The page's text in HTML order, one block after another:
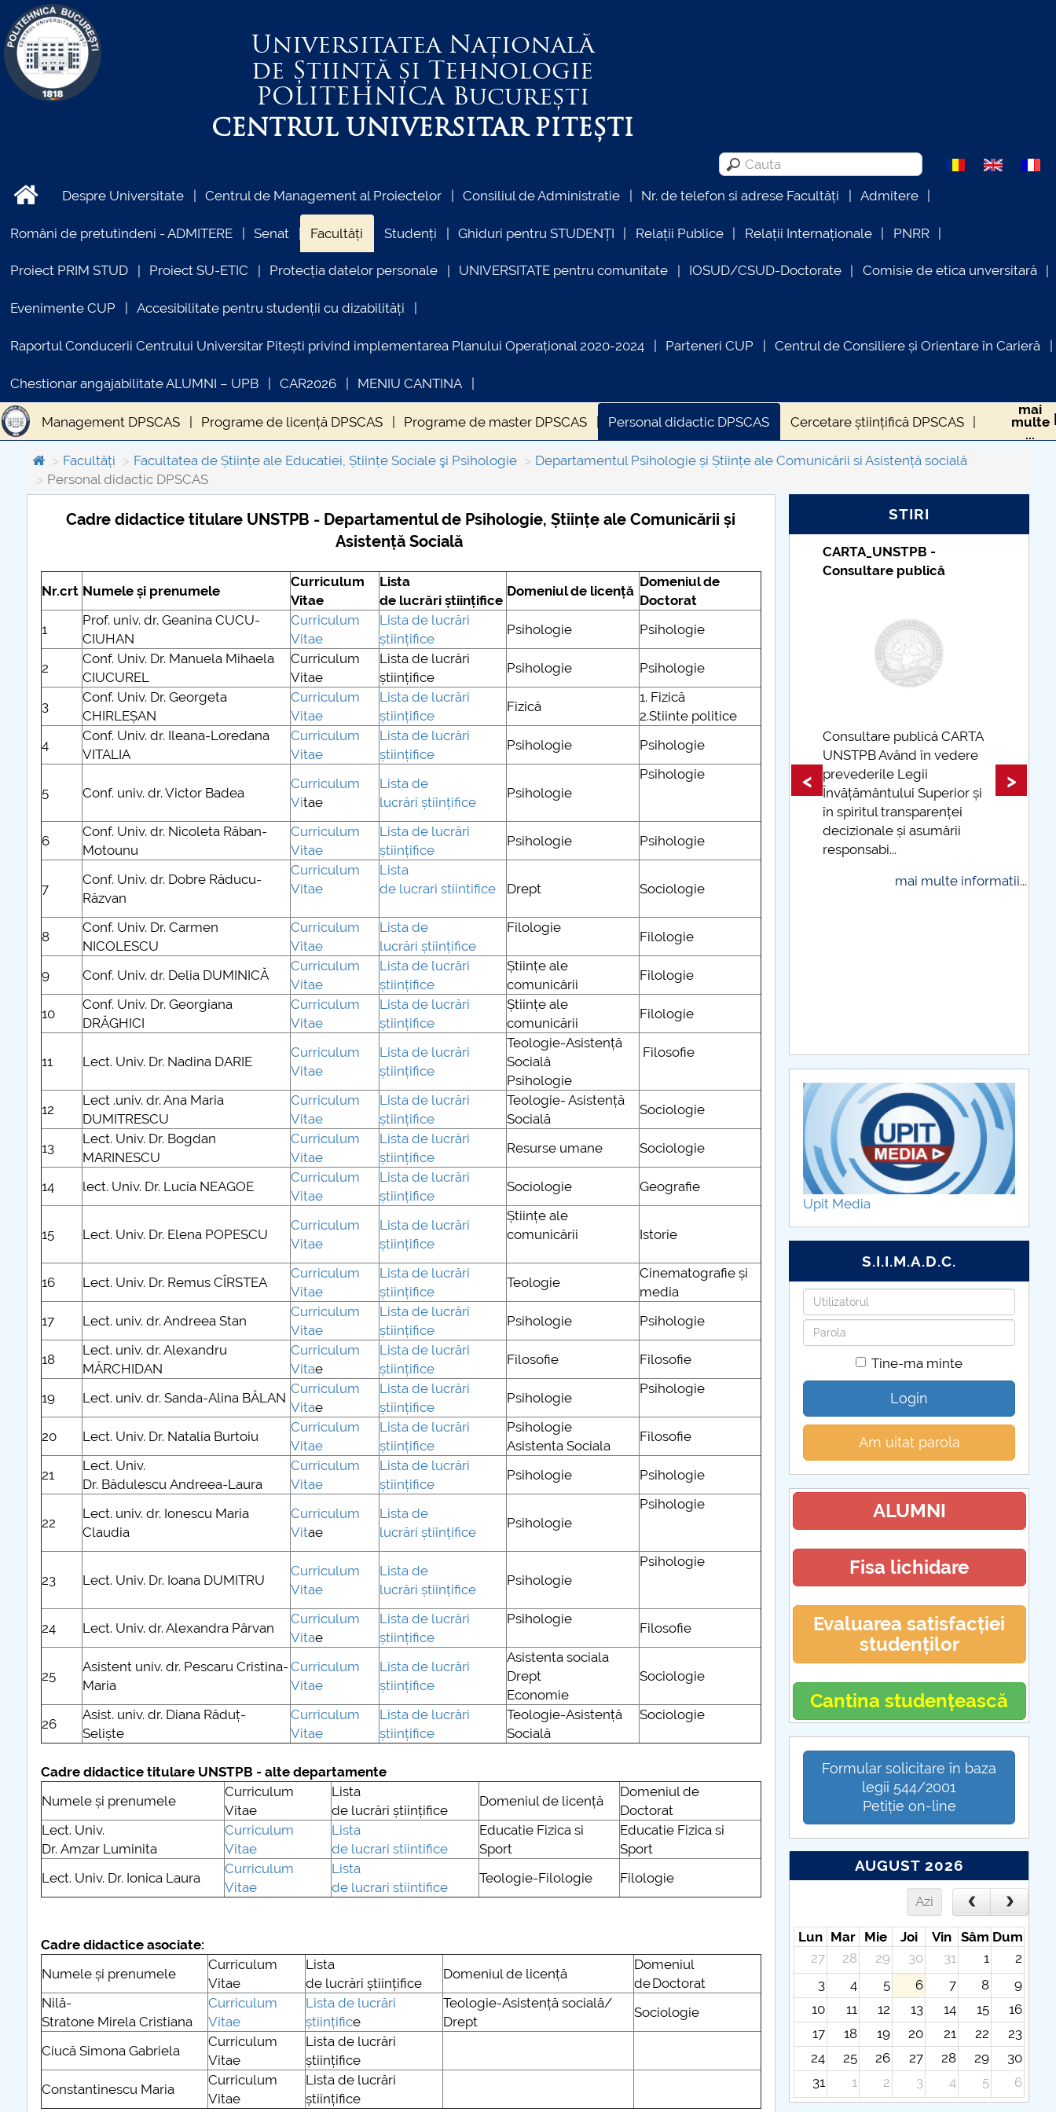
Universitatea Națională
de Știință și Tehnologie
POLITEHNICABucurești
CENTRUL UNIVERSITAR PITEȘTI
Despre Universitate Centrul de Management al Proiectelor Consiliul de Administratie Nr. de telefon si adrese Facultăți Admitere
Români de pretutindeni - ADMITERE Senat Facultăți Studenți Ghiduri pentru STUDENȚI Relații Publice Relații Internaționale PNRR
Proiect PRIM STUD Proiect SU-ETIC Protecția datelor personale UNIVERSITATE pentru comunitate IOSUD/CSUD-Doctorate Comisie de etica unversitară
Evenimente CUP Accesibilitate pentru studenții cu dizabilități
Raportul Conducerii Centrului Universitar Pitești privind implementarea Planului Operațional 2020-2024 Parteneri CUP Centrul de Consiliere și Orientare în Carieră
Chestionar angajabilitate ALUMNI – UPB CAR2026 MENIU CANTINA
Management DPSCAS Programe de licență DPSCAS Programe de master DPSCAS Personal didactic DPSCAS Cercetare științifică DPSCAS
Îndrumători grupe, practică, coordonare programe de studii DPSCAS Organizare practică studenți DPSCAS Evenimente DPSCAS
mai
multe
...
Facultăți
Facultatea de Științe ale Educatiei, Științe Sociale şi Psihologie
Departamentul Psihologie și Științe ale Comunicării si Asistență socială
Personal didactic DPSCAS
Cadre didactice titulare UNSTPB - Departamentul de Psihologie, Științe ale Comunicării și
Asistență Socială
Nr.crt Numele și prenumele
Curriculum
Vitae
Lista
de lucrări științifice
Domeniul de licență
Domeniul de
Doctorat
1
Prof. univ. dr. Geanina CUCU-
CIUHAN
Curriculum
Vitae
Lista de lucrări
științifice
Psihologie Psihologie
2
Conf. Univ. Dr. Manuela Mihaela
CIUCUREL
Curriculum
Vitae
Lista de lucrări
științifice
Psihologie Psihologie
3
Conf. Univ. Dr. Georgeta
CHIRLEȘAN
Curriculum
Vitae
Lista de lucrări
științifice
Fizică
1. Fizică
2.Stiinte politice
4
Conf. Univ. dr. Ileana-Loredana
VITALIA
Curriculum
Vitae
Lista de lucrări
științifice
Psihologie Psihologie
5 Conf. univ. dr. Victor Badea
Curriculum
Vitae
Lista de
lucrări științifice
Psihologie
Psihologie
6
Conf. Univ. dr. Nicoleta Răban-
Motounu
Curriculum
Vitae
Lista de lucrări
științifice
Psihologie Psihologie
7
Conf. Univ. dr. Dobre Răducu-
Răzvan
Curriculum
Vitae
Lista
de lucrari stiintifice
Drept Sociologie
8
Conf. Univ. Dr. Carmen
NICOLESCU
Curriculum
Vitae
Lista de
lucrări științifice
Filologie
Filologie
9 Conf. Univ. dr. Delia DUMINICĂ
Curriculum
Vitae
Lista de lucrări
științifice
Științe ale
comunicării
Filologie
10
Conf. Univ. Dr. Georgiana
DRĂGHICI
Curriculum
Vitae
Lista de lucrări
științifice
Științe ale
comunicării
Filologie
11 Lect. Univ. Dr. Nadina DARIE
Curriculum
Vitae
Lista de lucrări
științifice
Teologie-Asistență
Socială
Psihologie
Filosofie
12
Lect .univ. dr. Ana Maria
DUMITRESCU
Curriculum
Vitae
Lista de lucrări
științifice
Teologie- Asistență
Socială
Sociologie
13
Lect. Univ. Dr. Bogdan
MARINESCU
Curriculum
Vitae
Lista de lucrări
științifice
Resurse umane Sociologie
14 lect. Univ. Dr. Lucia NEAGOE
Curriculum
Vitae
Lista de lucrări
științifice
Sociologie Geografie
15 Lect. Univ. Dr. Elena POPESCU
Curriculum
Vitae
Lista de lucrări
științifice
Științe ale
comunicării
Istorie
16 Lect. Univ. Dr. Remus CÎRSTEA
Curriculum
Vitae
Lista de lucrări
științifice
Teologie
Cinematografie și
media
17
Lect. univ. dr. Andreea Stan
Curriculum
Vitae
Lista de lucrări
științifice
Psihologie Psihologie
18
Lect. univ. dr. Alexandru
MĂRCHIDAN
Curriculum
Vitae
Lista de lucrări
științifice
Filosofie Filosofie
19 Lect. univ. dr. Sanda-Alina BĂLAN
Curriculum
Vitae
Lista de lucrări
științifice
Psihologie
Psihologie
20 Lect. Univ. Dr. Natalia Burtoiu
Curriculum
Vitae
Lista de lucrări
științifice
Psihologie
Asistenta Sociala
Filosofie
21
Lect. Univ.
Dr. Bădulescu Andreea-Laura
Curriculum
Vitae
Lista de lucrări
științifice
Psihologie Psihologie
22
Lect. univ. dr. Ionescu Maria
Claudia
Curriculum
Vitae
Lista de
lucrări științifice
Psihologie
Psihologie
23 Lect. Univ. Dr. Ioana DUMITRU
Curriculum
Vitae
Lista de
lucrări științifice
Psihologie
Psihologie
24 Lect. Univ. dr. Alexandra Pârvan
Curriculum
Vitae
Lista de lucrări
științifice
Psihologie
Filosofie
25
Asistent univ. dr. Pescaru Cristina-
Maria
Curriculum
Vitae
Lista de lucrări
științifice
Asistenta sociala
Drept
Economie
Sociologie
26
Asist. univ. dr. Diana Răduț-
Seliște
Curriculum
Vitae
Lista de lucrări
științifice
Teologie-Asistență
Socială
Sociologie
Cadre didactice titulare UNSTPB - alte departamente
Numele și prenumele
Curriculum
Vitae
Lista
de lucrări științifice
Domeniul de licență
Domeniul de
Doctorat
Lect. Univ.
Dr. Amzar Luminita
Curriculum
Vitae
Lista
de lucrari stiintifice
Educatie Fizica si
Sport
Educatie Fizica si
Sport
Lect. Univ. Dr. Ionica Laura
Curriculum
Vitae
Lista
de lucrari stiintifice
Teologie-Filologie Filologie
Cadre didactice asociate:
Numele și prenumele
Curriculum
Vitae
Lista
de lucrări științifice
Domeniul de licență
Domeniul
de Doctorat
Nilă-
Stratone Mirela Cristiana
Curriculum
Vitae
Lista de lucrări
științifice
Teologie-Asistență socială/
Drept
Sociologie
Ciucă Simona Gabriela
Curriculum
Vitae
Lista de lucrări
științifice
Constantinescu Maria
Curriculum
Vitae
Lista de lucrări
științifice
STIRI
PRIMSTUD 26.03.2026
COMUNICAT Eveniment de
informare și promovare a
universitare la Colegiul
Piteşti 26.03.2026
COMUNICAT Eveniment de
INFORMATII ACTE STUDII
mai multe informatii...
Consultare publică
Consultare publică CARTA
UNSTPB Având în vedere
prevederile Legii
responsabi...
mai multe informatii...
Taxe de școlarizare
indexate – Centrul
Taxe de școlarizare
indexate Taxele se pot plăti
și cu cardul
mai multe informatii...
< >
Upit Media
S.I.I.M.A.D.C.
Utilizatorul
Parola
Tine-ma minte
Login
Am uitat parola
ALUMNI
Fisa lichidare
Evaluarea satisfacției
studenților
Cantina studențească
Formular solicitare în baza
legii 544/2001
Petiție on-line
AUGUST 2026
Azi
Lun Mar Mie Joi Vin Sâm Dum
27
28 29 30 31 1
2
3
4 5 6 7 8
9
10
11 12 13 14 15
16
17
18 19 20 21 22
23
24
25 26 27 28 29
30
31
1 2 3 4 5 6